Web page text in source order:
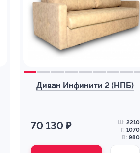
Диван Инфинити 2 (НПБ)
70 130 ₽ Ш: 2210
Г: 1070
В: 980